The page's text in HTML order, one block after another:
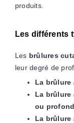
produits.
Les différents
Les brûlures
leur degré de
La brûlure
La brûlure
ou
La brûlure